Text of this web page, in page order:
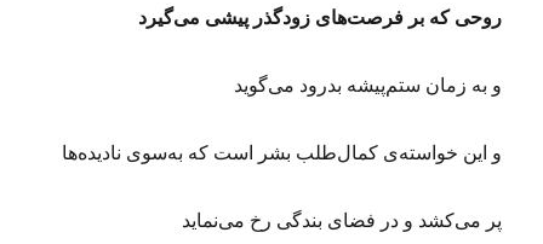
روحی که بر فرصت‌های زودگذر پیشی می‌گیرد
و به زمان ستم‌پیشه بدرود می‌گوید
و این خواسته‌ی کمال‌طلب بشر است که به‌سوی نادیده‌ها
پر می‌کشد و در فضای بندگی رخ می‌نماید